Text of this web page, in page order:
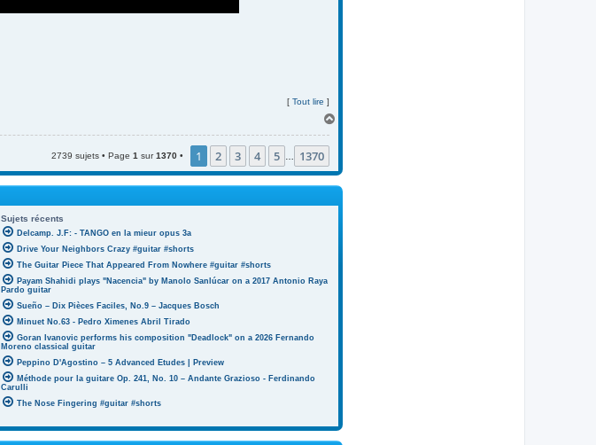
[ Tout lire ]
2739 sujets • Page 1 sur1370 • 1 2 3 4 5 1370
Sujets récents
Delcamp. J.F: - TANGO en la mieur opus 3a
Drive Your Neighbors Crazy #guitar #shorts
The Guitar Piece That Appeared From Nowhere #guitar #shorts
Payam Shahidi plays "Nacencia" by Manolo Sanlúcar on a 2017 Antonio Raya
Pardo guitar
Sueño – Dix Pièces Faciles, No.9 – Jacques Bosch
Minuet No.63 - Pedro Ximenes Abril Tirado
Goran Ivanovic performs his composition "Deadlock" on a 2026 Fernando
Moreno classical guitar
Peppino D'Agostino – 5 Advanced Etudes | Preview
Méthode pour la guitare Op. 241, No. 10 – Andante Grazioso - Ferdinando
Carulli
The Nose Fingering #guitar #shorts